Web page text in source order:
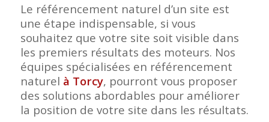
Le référencement naturel d’un site est
une étape indispensable, si vous
souhaitez que votre site soit visible dans
les premiers résultats des moteurs. Nos
équipes spécialisées en référencement
naturel à Torcy, pourront vous proposer
des solutions abordables pour améliorer
la position de votre site dans les résultats.